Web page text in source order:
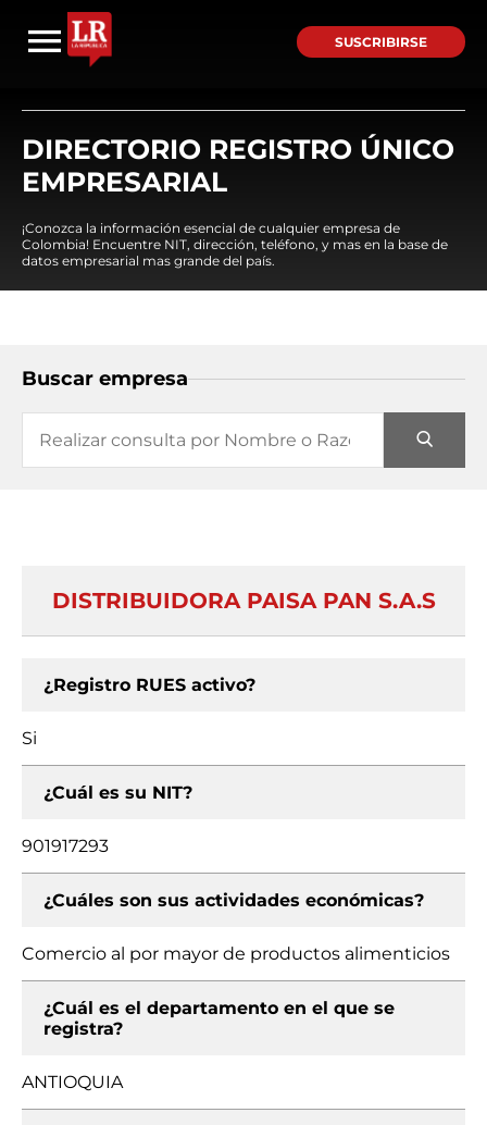
SUSCRIBIRSE
DIRECTORIO REGISTRO ÚNICO
EMPRESARIAL
¡Conozca la información esencial de cualquier empresa de
Colombia! Encuentre NIT, dirección, teléfono, y mas en la base de
datos empresarial mas grande del país.
Buscar empresa
DISTRIBUIDORA PAISA PAN S.A.S
¿Registro RUES activo?
Si
¿Cuál es su NIT?
901917293
¿Cuáles son sus actividades económicas?
Comercio al por mayor de productos alimenticios
¿Cuál es el departamento en el que se
registra?
ANTIOQUIA